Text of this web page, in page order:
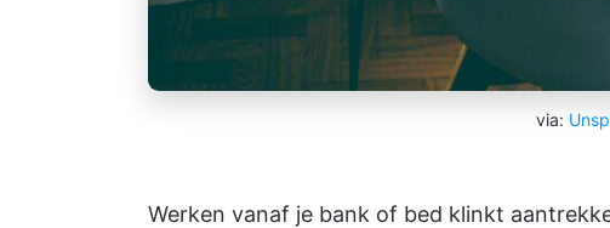
via:
Werken vanaf je bank of bed klinkt